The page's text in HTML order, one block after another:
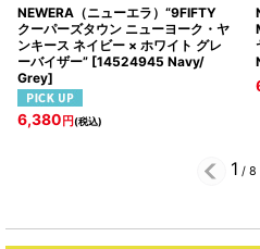
NEWERA（ニューエラ）“9FIFTY
クーパーズタウン ニューヨーク・ヤ
ンキース ネイビー × ホワイト グレ
ーバイザー” [14524945 Navy/
Grey]
6,380 円(税込)
1 / 8